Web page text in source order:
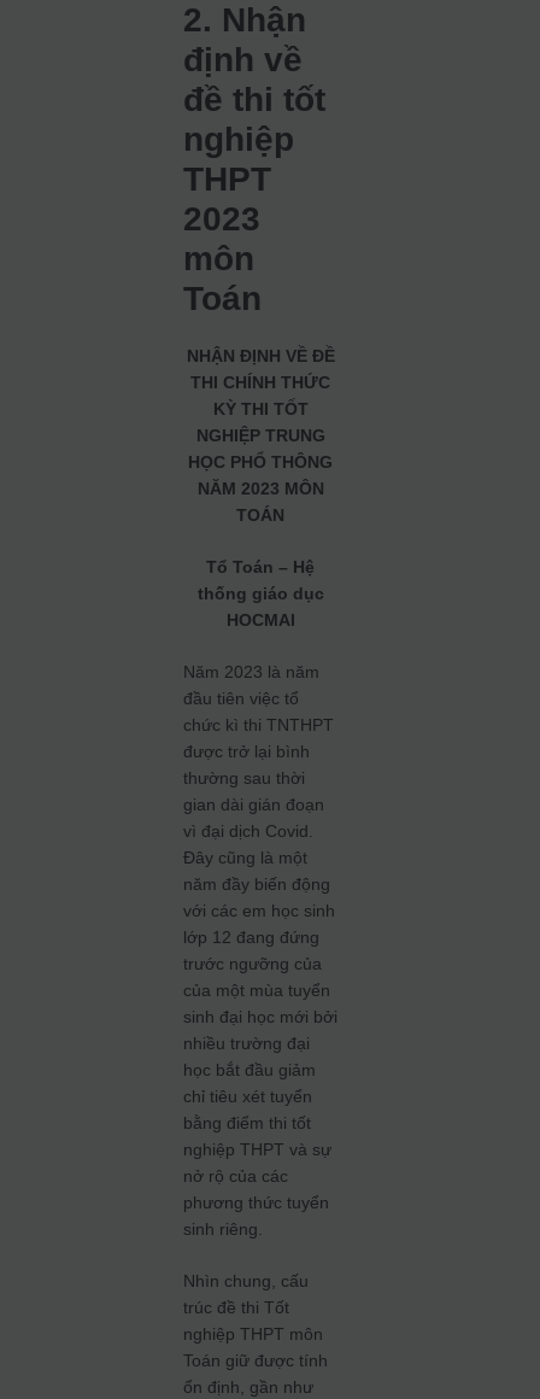
2. Nhận
định về
đề thi tốt
nghiệp
THPT
2023
môn
Toán
NHẬN ĐỊNH VỀ ĐỀ
THI CHÍNH THỨC
KỲ THI TỐT
NGHIỆP TRUNG
HỌC PHỔ THÔNG
NĂM 2023 MÔN
TOÁN
Tổ Toán – Hệ
thống giáo dục
HOCMAI
Năm 2023 là năm
đầu tiên việc tổ
chức kì thi TNTHPT
được trở lại bình
thường sau thời
gian dài gián đoạn
vì đại dịch Covid.
Đây cũng là một
năm đầy biến động
với các em học sinh
lớp 12 đang đứng
trước ngưỡng của
của một mùa tuyển
sinh đại học mới bởi
nhiều trường đại
học bắt đầu giảm
chỉ tiêu xét tuyển
bằng điểm thi tốt
nghiệp THPT và sự
nở rộ của các
phương thức tuyển
sinh riêng.
Nhìn chung, cấu
trúc đề thi Tốt
nghiệp THPT môn
Toán giữ được tính
ổn định, gần như